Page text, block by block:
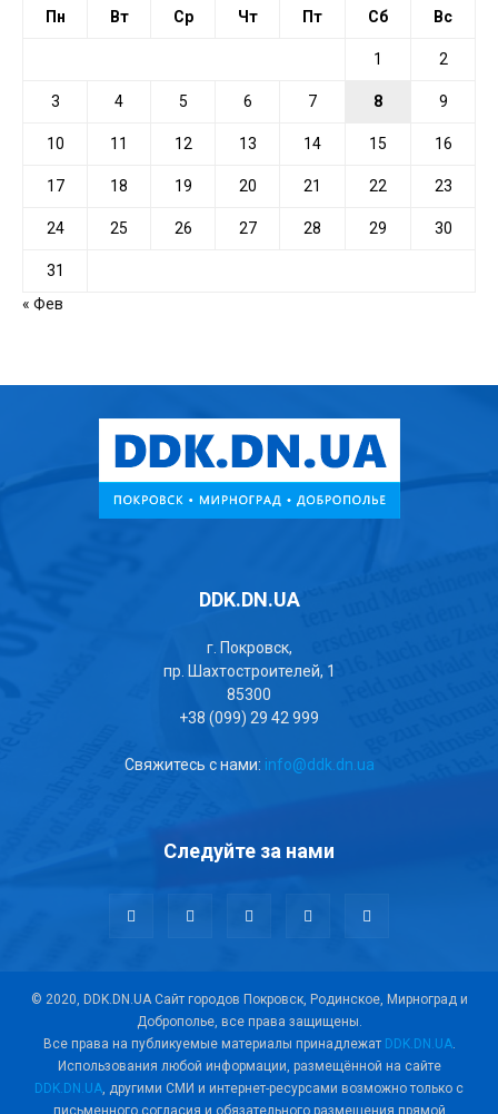
Пн Вт Ср Чт Пт Сб Вс
1 2
3 4 5 6 7 8 9
10 11 12 13 14 15 16
17 18 19 20 21 22 23
24 25 26 27 28 29 30
31
« Фев
DDK.DN.UA
г. Покровск,
пр. Шахтостроителей, 1
85300
+38 (099) 29 42 999
Свяжитесь с нами: info@ddk.dn.ua
Следуйте за нами
© 2020, DDK.DN.UA Сайт городов Покровск, Родинское, Мирноград и
Доброполье, все права защищены.
Все права на публикуемые материалы принадлежат DDK.DN.UA.
Использования любой информации, размещённой на сайте
DDK.DN.UA, другими СМИ и интернет-ресурсами возможно только с